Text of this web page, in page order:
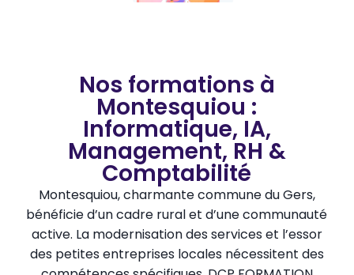
Nos formations à
Montesquiou :
Informatique, IA,
Management, RH &
Comptabilité
Montesquiou, charmante commune du Gers,
bénéficie d’un cadre rural et d’une communauté
active. La modernisation des services et l’essor
des petites entreprises locales nécessitent des